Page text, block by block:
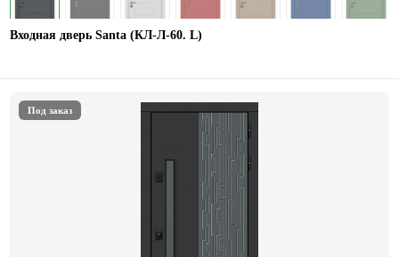
Входная дверь Santa (КЛ-Л-60. L)
Под заказ